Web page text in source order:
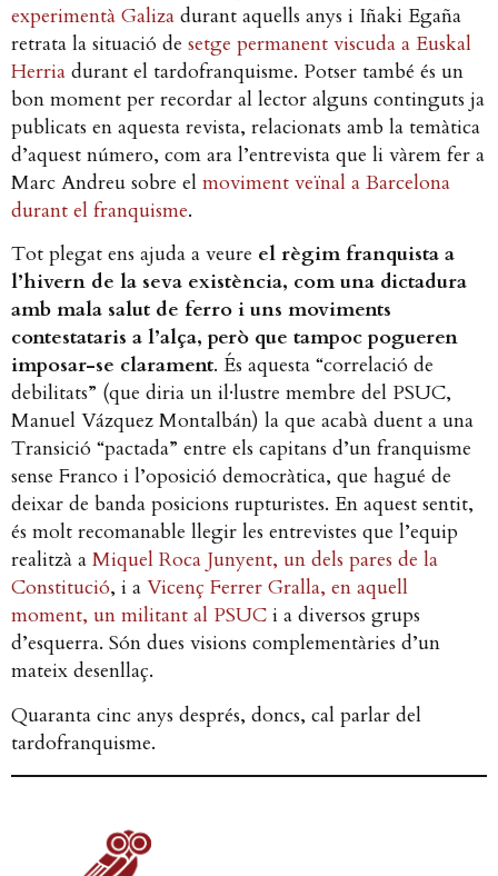
experimentà Galiza durant aquells anys i Iñaki Egaña
retrata la situació de setge permanent viscuda a Euskal
Herria durant el tardofranquisme. Potser també és un
bon moment per recordar al lector alguns continguts ja
publicats en aquesta revista, relacionats amb la temàtica
d’aquest número, com ara l’entrevista que li vàrem fer a
Marc Andreu sobre el moviment veïnal a Barcelona
durant el franquisme.
Tot plegat ens ajuda a veure el règim franquista a
l’hivern de la seva existència, com una dictadura
amb mala salut de ferro i uns moviments
contestataris a l’alça, però que tampoc pogueren
imposar-se clarament. És aquesta “correlació de
debilitats” (que diria un il·lustre membre del PSUC,
Manuel Vázquez Montalbán) la que acabà duent a una
Transició “pactada” entre els capitans d’un franquisme
sense Franco i l’oposició democràtica, que hagué de
deixar de banda posicions rupturistes. En aquest sentit,
és molt recomanable llegir les entrevistes que l’equip
realitzà a Miquel Roca Junyent, un dels pares de la
Constitució, i a Vicenç Ferrer Gralla, en aquell
moment, un militant al PSUC i a diversos grups
d’esquerra. Són dues visions complementàries d’un
mateix desenllaç.
Quaranta cinc anys després, doncs, cal parlar del
tardofranquisme.